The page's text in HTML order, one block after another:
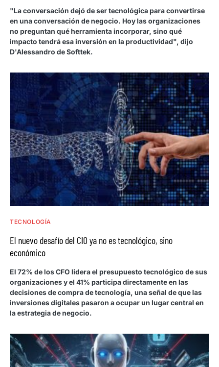
"La conversación dejó de ser tecnológica para convertirse
en una conversación de negocio. Hoy las organizaciones
no preguntan qué herramienta incorporar, sino qué
impacto tendrá esa inversión en la productividad", dijo
D'Alessandro de Softtek.
TECNOLOGÍA
El nuevo desafío del CIO ya no es tecnológico, sino
económico
El 72% de los CFO lidera el presupuesto tecnológico de sus
organizaciones y el 41% participa directamente en las
decisiones de compra de tecnología, una señal de que las
inversiones digitales pasaron a ocupar un lugar central en
la estrategia de negocio.